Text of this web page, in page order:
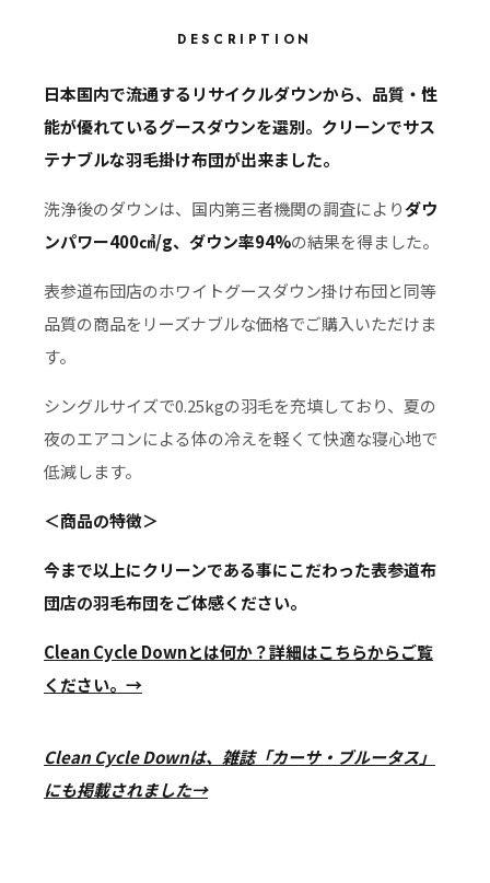
DESCRIPTION
日本国内で流通するリサイクルダウンから、品質・性
能が優れているグースダウンを選別。クリーンでサス
テナブルな羽毛掛け布団が出来ました。
洗浄後のダウンは、国内第三者機関の調査によりダウ
ンパワー400㎤/g、ダウン率94%の結果を得ました。
表参道布団店のホワイトグースダウン掛け布団と同等
品質の商品をリーズナブルな価格でご購入いただけま
す。
シングルサイズで0.25kgの羽毛を充填しており、夏の
夜のエアコンによる体の冷えを軽くて快適な寝心地で
低減します。
＜商品の特徴＞
今まで以上にクリーンである事にこだわった表参道布
団店の羽毛布団をご体感ください。
Clean Cycle Downとは何か？詳細はこちらからご覧
ください。→
Clean Cycle Downは、雑誌「カーサ・ブルータス」
にも掲載されました→